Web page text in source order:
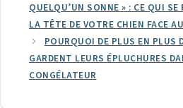
QUELQU’UN SONNE » : CE QUI SE
LA TÊTE DE VOTRE CHIEN FACE
POURQUOI DE PLUS EN PLUS
GARDENT LEURS ÉPLUCHURES
CONGÉLATEUR